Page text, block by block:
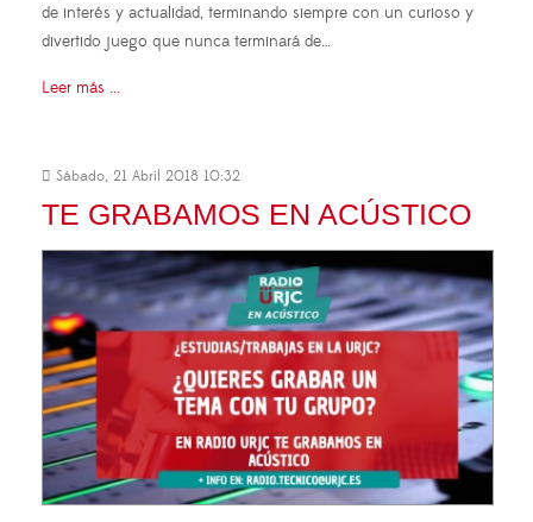
de interés y actualidad, terminando siempre con un curioso y
divertido juego que nunca terminará de…
Leer más ...
Sábado, 21 Abril 2018 10:32
TE GRABAMOS EN ACÚSTICO